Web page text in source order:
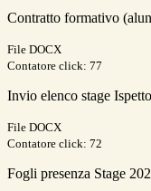
Contratto formativo
File DOCX
Contatore click: 77
Invio elenco stage
File DOCX
Contatore click: 72
Fogli presenza Stage